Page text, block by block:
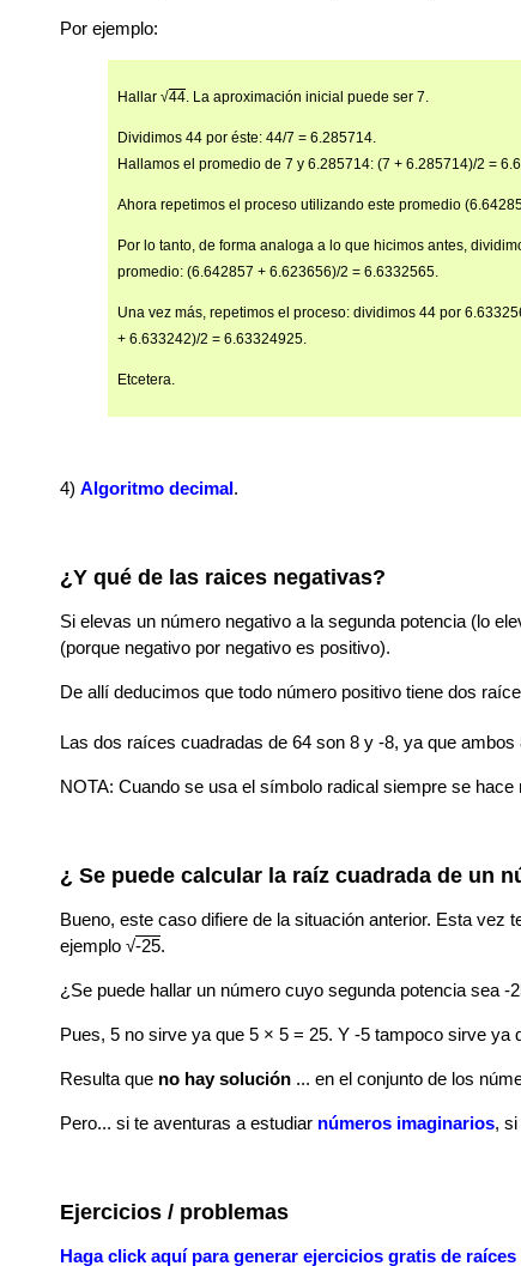
Por ejemplo:
Hallar √44 . La aproximación inicial puede ser 7.
Dividimos 44 por éste: 44/7 = 6.285714.
Hallamos el promedio de 7 y 6.285714: (7 + 6.285714)/2 =
Ahora repetimos el proceso utilizando este promedio
Por lo tanto, de forma analoga a lo que hicimos antes,
promedio: (6.642857 + 6.623656)/2 = 6.6332565.
Una vez más, repetimos el proceso: dividimos 44 por
+ 6.633242)/2 = 6.63324925.
Etcetera.
4) Algoritmo decimal.
¿Y qué de las raices negativas?
Si elevas un número negativo a la segunda potencia (lo
(porque negativo por negativo es positivo).
De allí deducimos que todo número positivo tiene dos
Las dos raíces cuadradas de 64 son 8 y -8, ya que ambos
NOTA: Cuando se usa el símbolo radical siempre se
¿ Se puede calcular la raíz cuadrada de un
Bueno, este caso difiere de la situación anterior. Esta vez
ejemplo √-25.
¿Se puede hallar un número cuyo segunda potencia sea -
Pues, 5 no sirve ya que 5 × 5 = 25. Y -5 tampoco sirve ya
Resulta que no hay solución ... en el conjunto de los
Pero... si te aventuras a estudiar números imaginarios,
Ejercicios / problemas
Haga click aquí para generar ejercicios gratis de raíces